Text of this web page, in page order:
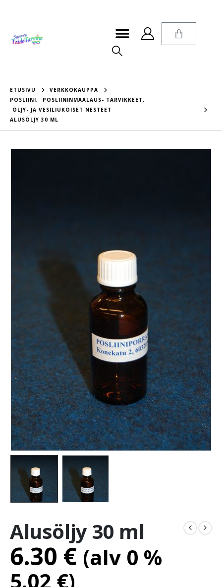
ETUSIVU
VERKKOKAUPPA
POSLIINI, POSLIININMAALAUS- TARVIKKEET,
ÖLJY- JA VESILIUKOISET NESTEET
ALUSÖLJY 30 ML
Alusöljy 30 ml
6.30 € (alv 0 %
5.02 €)